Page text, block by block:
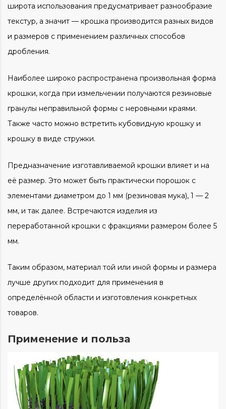
широта использования предусматривает разнообразие
текстур, а значит — крошка производится разных видов
и размеров с применением различных способов
дробления.
Наиболее широко распространена произвольная форма
крошки, когда при измельчении получаются резиновые
гранулы неправильной формы с неровными краями.
Также часто можно встретить кубовидную крошку и
крошку в виде стружки.
Предназначение изготавливаемой крошки влияет и на
её размер. Это может быть практически порошок с
элементами диаметром до 1 мм (резиновая мука), 1 — 2
мм, и так далее. Встречаются изделия из
переработанной крошки с фракциями размером более 5
мм.
Таким образом, материал той или иной формы и размера
лучше других подходит для применения в
определённой области и изготовления конкретных
товаров.
Применение и польза